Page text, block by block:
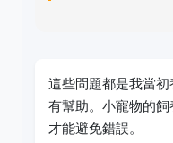
這些問題都是我當
有幫助。小寵物的
才能避免錯誤。